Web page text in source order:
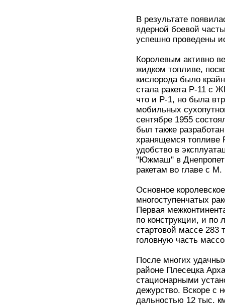
В результате
ядерной боевой
успешно проведены
Королевым активно
жидком топливе,
кислорода было
стала ракета Р-11 с
что и Р-1, но была
мобильных
сентябре 1955
был также
хранящемся
удобство в
"Южмаш" в
ракетам во главе с
Основное
многоступенчатых
Первая
по конструкции, и по
стартовой массе 283
головную часть
После многих
районе Плесецка
стационарными
дежурство. Вскоре с
дальностью 12 тыс.